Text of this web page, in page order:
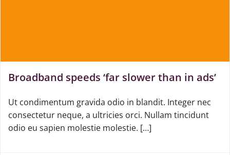
Broadband speeds ‘far slower than in ads’
Ut condimentum gravida odio in blandit. Integer nec
consectetur neque, a ultricies orci. Nullam tincidunt
odio eu sapien molestie molestie. […]